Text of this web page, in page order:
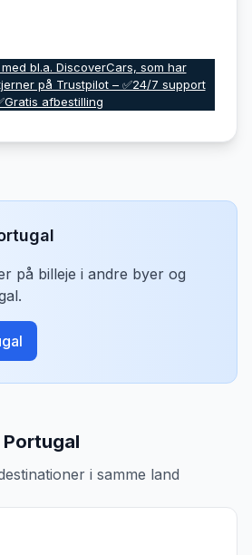
bl.a. DiscoverCars, som har
på Trustpilot – ✅24/7 support
afbestilling
på billeje i andre byer og
.
i samme land